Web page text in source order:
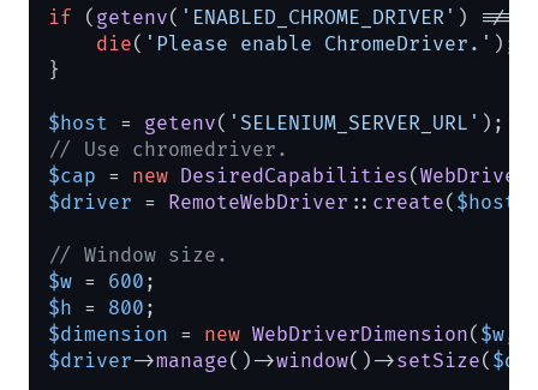
if ( getenv( 'ENABLED_CHROME_DRIVER' ) !==
die( 'Please enable ChromeDriver.' );
}
$host = getenv( 'SELENIUM_SERVER_URL'
// Use chromedriver.
$cap = new DesiredCapabilities(
$driver = RemoteWebDriver :: create( $host
// Window size.
$w = 600
$h = 800
$dimension = new WebDriverDimension( $w,
$driver->manage()->window()->setSize(